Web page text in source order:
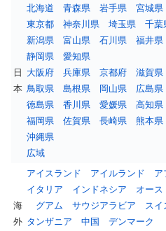
日
本
北海道 青森県 岩手県 宮城県
東京都
神奈川県 埼玉県 千葉
新潟県
富山県 石川県 福井県
静岡県
愛知県
大阪府
兵庫県 京都府 滋賀県
鳥取県
島根県 岡山県 広島県
徳島県
香川県 愛媛県
高知県
福岡県
佐賀県 長崎県 熊本県
沖縄県
広域
海
外
アイスランド アイルランド ア
イタリア
インドネシア オース
グアム
サウジアラビア スイ
タンザニア
中国 デンマーク